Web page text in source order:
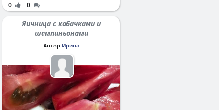
0 0
Яичница с кабачками и
шампиньонами
Автор Ирина